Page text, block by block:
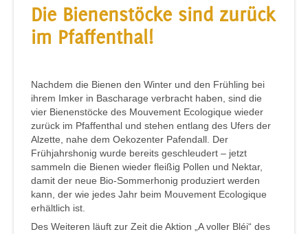
Die Bienenstöcke sind zurück
im Pfaffenthal!
Nachdem die Bienen den Winter und den Frühling bei
ihrem Imker in Bascharage verbracht haben, sind die
vier Bienenstöcke des Mouvement Ecologique wieder
zurück im Pfaffenthal und stehen entlang des Ufers der
Alzette, nahe dem Oekozenter Pafendall. Der
Frühjahrshonig wurde bereits geschleudert – jetzt
sammeln die Bienen wieder fleißig Pollen und Nektar,
damit der neue Bio-Sommerhonig produziert werden
kann, der wie jedes Jahr beim Mouvement Ecologique
erhältlich ist.
Des Weiteren läuft zur Zeit die Aktion „A voller Bléi“ des